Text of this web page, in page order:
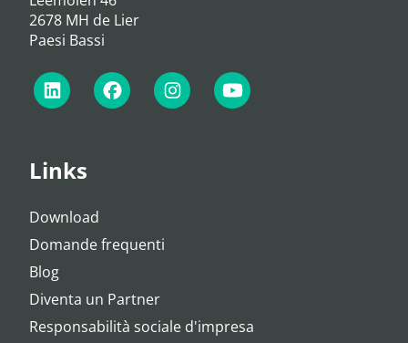
2678 MH de Lier
Paesi Bassi
Links
Download
Domande frequenti
Blog
Diventa un Partner
Responsabilità sociale d'impresa